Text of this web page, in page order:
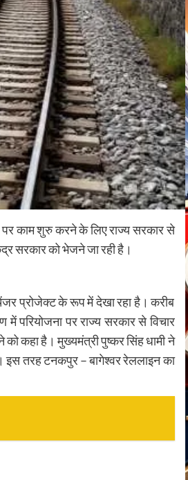
काम शुरु करने के लिए राज्य सरकार से
सरकार को भेजने जा रही है।
प्रोजेक्ट के रूप में देखा रहा है। करीब
परियोजना पर राज्य सरकार से विचार
कहा है। मुख्यमंत्री पुष्कर सिंह धामी ने
इस तरह टनकपुर – बागेश्वर रेललाइन का